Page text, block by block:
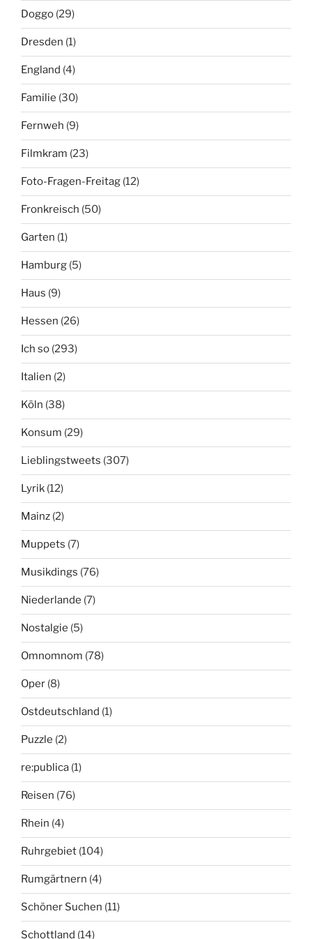
Doggo (29)
Dresden (1)
England (4)
Familie (30)
Fernweh (9)
Filmkram (23)
Foto-Fragen-Freitag (12)
Fronkreisch (50)
Garten (1)
Hamburg (5)
Haus (9)
Hessen (26)
Ich so (293)
Italien (2)
Köln (38)
Konsum (29)
Lieblingstweets (307)
Lyrik (12)
Mainz (2)
Muppets (7)
Musikdings (76)
Niederlande (7)
Nostalgie (5)
Omnomnom (78)
Oper (8)
Ostdeutschland (1)
Puzzle (2)
re:publica (1)
Reisen (76)
Rhein (4)
Ruhrgebiet (104)
Rumgärtnern (4)
Schöner Suchen (11)
Schottland (14)